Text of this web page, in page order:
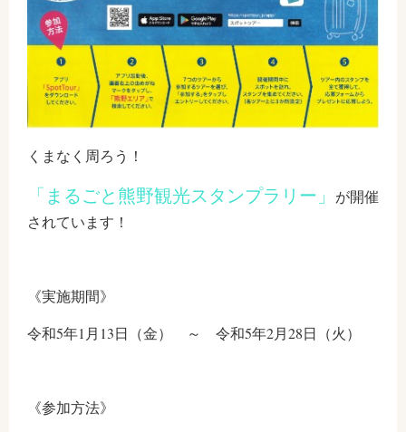
くまなく周ろう！
「まるごと熊野観光スタンプラリー」
が開催
されています！
《実施期間》
令和5年1月13日（金） ～ 令和5年2月28日（火）
《参加方法》